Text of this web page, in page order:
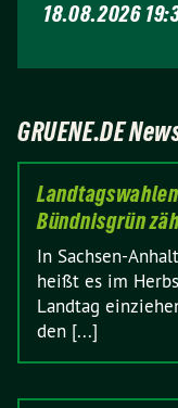
18.08.2026
GRUENE.DE
Bündnisgrün
In Sachsen-
heißt es im
Landtag
den [...]